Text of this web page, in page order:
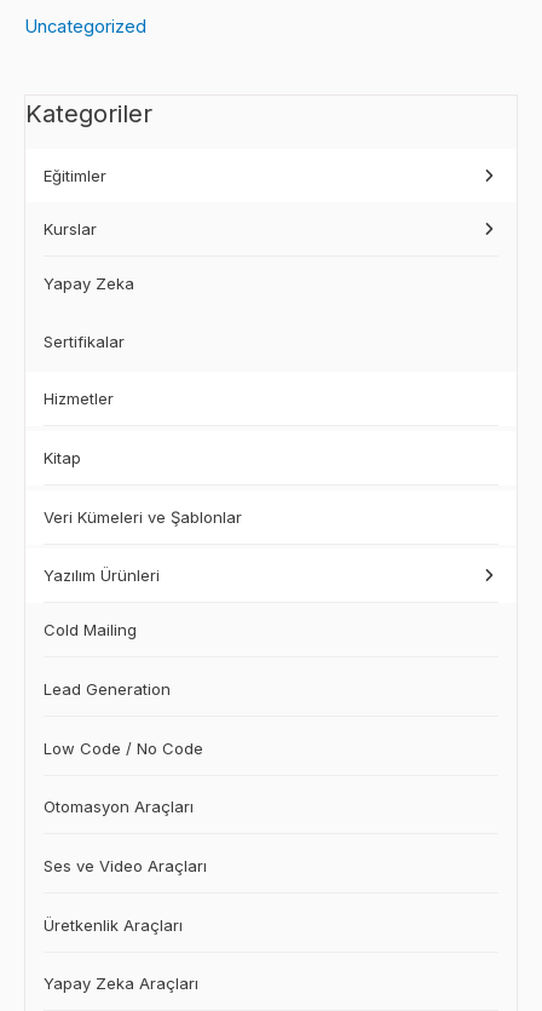
Uncategorized
Kategoriler
Eğitimler
Kurslar
Yapay Zeka
Sertifikalar
Hizmetler
Kitap
Veri Kümeleri ve Şablonlar
Yazılım Ürünleri
Cold Mailing
Lead Generation
Low Code / No Code
Otomasyon Araçları
Ses ve Video Araçları
Üretkenlik Araçları
Yapay Zeka Araçları